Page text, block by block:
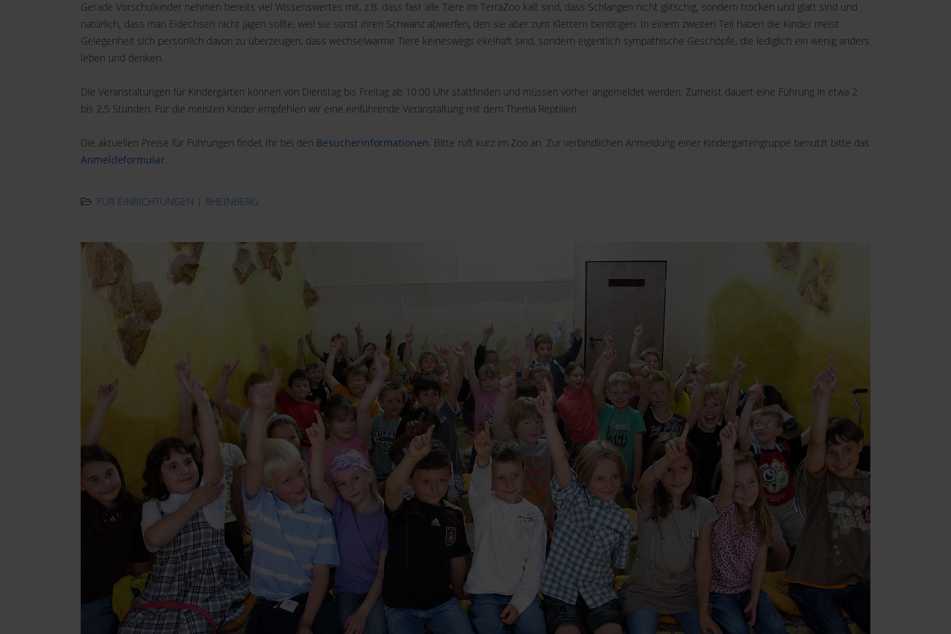
Gerade Vorschulkinder nehmen bereits viel Wissenswertes mit, z.B. dass fast alle Tiere im TerraZoo kalt sind, dass Schlangen nicht glitschig, sondern trocken und glatt sind und
natürlich, dass man Eidechsen nicht jagen sollte, weil sie sonst ihren Schwanz abwerfen, den sie aber zum Klettern benötigen. In einem zweiten Teil haben die Kinder meist
Gelegenheit sich persönlich davon zu überzeugen, dass wechselwarme Tiere keineswegs ekelhaft sind, sondern eigentlich sympathische Geschöpfe, die lediglich ein wenig anders
leben und denken.
Die Veranstaltungen für Kindergärten können von Dienstag bis Freitag ab 10:00 Uhr stattfinden und müssen vorher angemeldet werden. Zumeist dauert eine Führung in etwa 2
bis 2,5 Stunden. Für die meisten Kinder empfehlen wir eine einführende Veranstaltung mit dem Thema Reptilien.
Die aktuellen Preise für Führungen findet Ihr bei den Besucherinformationen. Bitte ruft kurz im Zoo an. Zur verbindlichen Anmeldung einer Kindergartengruppe benutzt bitte das
Anmeldeformular.
FÜR EINRICHTUNGEN | RHEINBERG